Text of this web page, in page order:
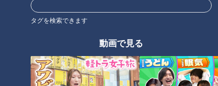
タグを検索できます
動画で見る
果、吉本多香美の本当の人間性が全面に出たのだ、見ている
人々は、そのパーソナリティーに共感を覚えたのである。「な
は、機会があってストリップを見てきたばかりなんです。スジ
ナシって実際にあったことがそのまま出てしまうんですね！」
と言う吉本であった。